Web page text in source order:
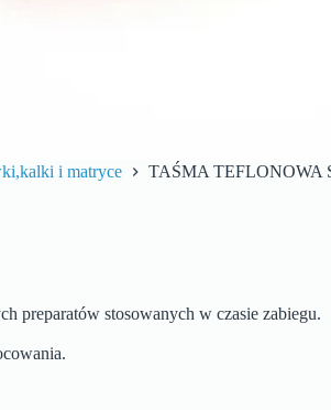
i matryce
TAŚMA TEFLONOWA
preparatów stosowanych w czasie zabiegu.